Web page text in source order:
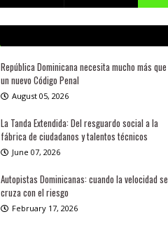
República Dominicana necesita mucho más que
un nuevo Código Penal
August 05, 2026
La Tanda Extendida: Del resguardo social a la
fábrica de ciudadanos y talentos técnicos
June 07, 2026
Autopistas Dominicanas: cuando la velocidad se
cruza con el riesgo
February 17, 2026